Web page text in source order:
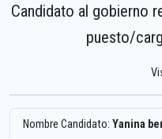
Candidato al gobierno
puesto/
Nombre Candidato: Yanina